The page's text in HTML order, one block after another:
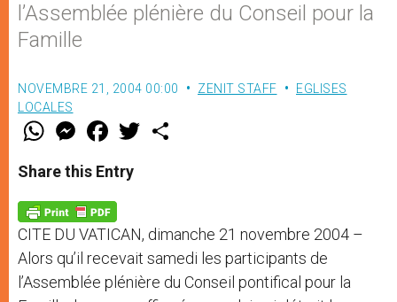
l’Assemblée plénière du Conseil pour la
Famille
NOVEMBRE 21, 2004 00:00 ZENIT STAFF
EGLISES
LOCALES
W
t
s
p
p
M
e
s
e
g
e
r
F
a
e
b
o
k
w
Share this Entry
CITE DU VATICAN, dimanche 21 novembre 2004 –
Alors qu’il recevait samedi les participants de
l’Assemblée plénière du Conseil pontifical pour la